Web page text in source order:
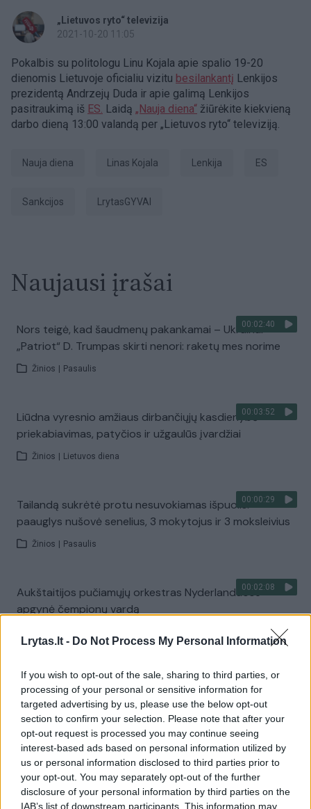
Lrytas.lt - Do Not Process My Personal Information
If you wish to opt-out of the sale, sharing to third parties, or
processing of your personal or sensitive information for
targeted advertising by us, please use the below opt-out
section to confirm your selection. Please note that after your
opt-out request is processed you may continue seeing
interest-based ads based on personal information utilized by
us or personal information disclosed to third parties prior to
your opt-out. You may separately opt-out of the further
disclosure of your personal information by third parties on the
IAB’s list of downstream participants. This information may
„Lietuvos ryto“ televizija
2021-10-20 11:05
Pokalbis su politologu Linu Kojala apie spalio 19-20
dienomis Lietuvoje oficialiu vizitu besilankantį Lenkijos
prezidentą Andrzejų Duda ir apie galimą Lenkijos
pasitraukimą iš ES. Laidą „Nauja diena“ žiūrėkite kiekvieną
darbo dieną 13:00 valandą per „Lietuvos ryto“ televiziją.
Nauja diena Linas Kojala Lenkija ES
sankcijos LrytasGYVAI
Naujausi įrašai
00:02:40
Nors teigė, kad šaudmenų pakankamai – Ukrainai
„Patriot“ D. Trumpas skirti nenori: raketų mes norime
Žinios Pasaulis
00:03:52
Liūdna vyresnio amžiaus dirbančiųjų kasdienybė –
priekabiavimas, patyčios ir užgaulūs įvardžiai
Žinios Lietuvos diena
00:00:29
Tailandą sukrėtė protu nesuvokiamas išpuolis:
paauglys nušovė senelius, 3 mokytojus ir 3 moksleivius
Žinios Pasaulis
00:02:08
Aukštaitijos pučiamųjų orkestras Nyderlanduose
apgynė čempionų vardą
Visi įrašai
Žiūrimiausi įrašai
00:00:30
Vaizdai iš tragiškos avarijos Vilniaus r.: dviejų moterų ir